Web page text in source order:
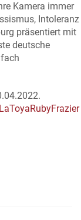
Kamera immer
Intoleranz
präsentiert mit
deutsche